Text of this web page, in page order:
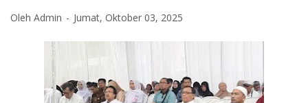
Oleh Admin Jumat, Oktober 03, 2025